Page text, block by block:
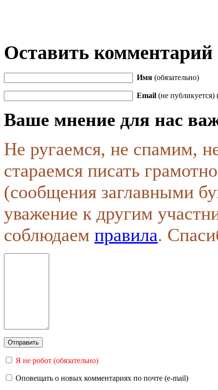
Оставить комментарий
Имя (обязательно)
Email (не публикуется)
Ваше мнение для нас
Не ругаемся, не спамим,
стараемся писать
(сообщения заглавными
уважение к другим
соблюдаем правила.
Я не робот (обязательно)
Оповещать о новых комментариях по почте (e-mail)